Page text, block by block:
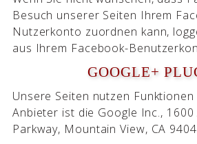
Besuch unserer Seiten Ihrem
Nutzerkonto zuordnen kann,
aus Ihrem Facebook-
GOOGLE+
Unsere Seiten nutzen
Anbieter ist die Google Inc.,
Parkway, Mountain View, CA